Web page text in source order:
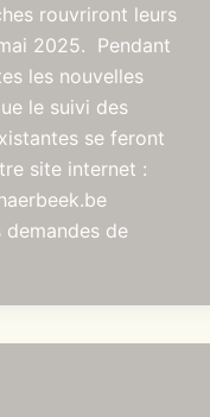
rouvriront leurs
2025. Pendant
les nouvelles
le suivi des
se feront
site internet :
de